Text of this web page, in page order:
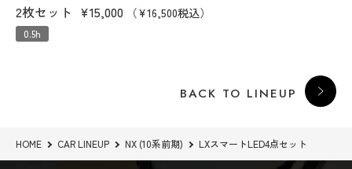
2枚セット ¥15,000 （¥16,500税込）
0.5h
BACK TO LINEUP
HOME CAR LINEUP NX (10系前期) LXスマートLED4点セット